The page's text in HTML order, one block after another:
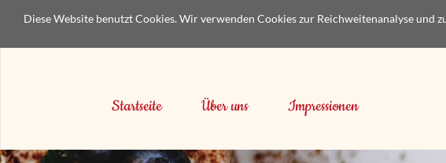
Diese Website benutzt Cookies. Wir verwenden Cookies zur Reichweitenanalyse
Startseite Über uns Impressionen